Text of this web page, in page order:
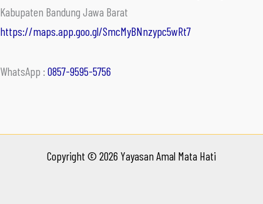
Kabupaten Bandung Jawa Barat
https://maps.app.goo.gl/SmcMyBNnzypc5wRt7
WhatsApp : 0857-9595-5756
Copyright © 2026 Yayasan Amal Mata Hati